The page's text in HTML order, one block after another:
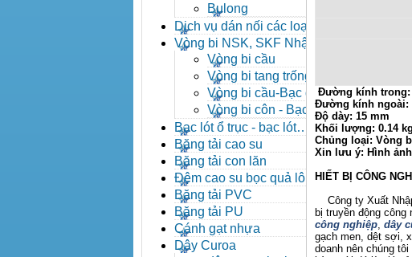
Bulong
Dịch vụ dán nối các loại
băng tải
Vòng bi NSK, SKF Nhật
Vòng bi cầu
Vòng bi tang trống tự
lựa
Vòng bi cầu-Bạc đạn
cầu
Vòng bi côn - Bạc
đạn côn
Bạc lót ổ trục - bạc lót
nhông
Băng tải cao su
Băng tải con lăn
Đệm cao su bọc quả lô
băng tải
Băng tải PVC
Băng tải PU
Cánh gạt nhựa
Dây Curoa
Đường kính trong:
Đường kính ngoài:
Độ dày: 15 mm
Khối lượng: 0.14 kg
Chủng loại: Vòng
Xin lưu ý: Hình
HIẾT BỊ CÔNG
Công ty Xuất
bị truyền động
công nghiệp, dây
gạch men, dệt sợi,
doanh nên chúng